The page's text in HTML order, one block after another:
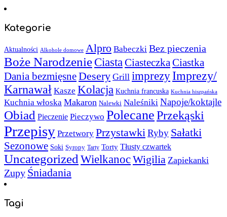
Kategorie
Aktualności Alkohole domowe Alpro Babeczki Bez pieczenia
Boże NarodzenieCiastaCiasteczkaCiastka
Dania bezmięsneDesery Grill imprezy Imprezy/
Karnawał Kasze Kolacja Kuchnia francuska Kuchnia hiszpańska
Kuchnia włoska Makaron Nalewki Naleśniki Napoje/koktajle
Obiad Pieczenie Pieczywo PolecanePrzekąski
Przepisy Przetwory PrzystawkiRyby Sałatki
Sezonowe Soki Syropy Tarty Torty Tłusty czwartek
UncategorizedWielkanocWigilia Zapiekanki
Zupy Śniadania
Tagi